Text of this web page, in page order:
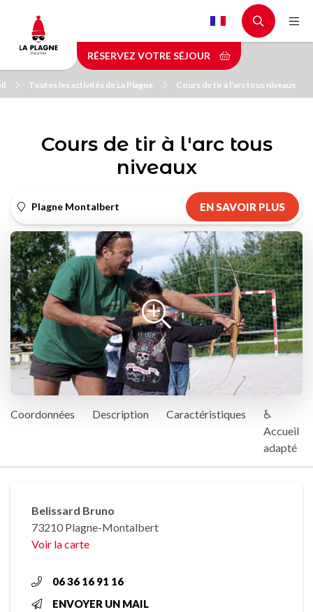
contenu
principal
RÉSERVEZ VOTRE SÉJOUR
Toutes les activités de La Plagne Cours de tir à l'arc tous niveaux
Cours de tir à l'arc tous
niveaux
Plagne Montalbert EN SAVOIR PLUS
Coordonnées Description Caractéristiques
♿
Accueil
adapté
Belissard Bruno
73210 Plagne-Montalbert
Voir la carte
06 36 16 91 16
ENVOYER UN MAIL